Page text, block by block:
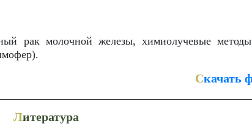
рак молочной железы, химиолучевые
Скачать
Литература